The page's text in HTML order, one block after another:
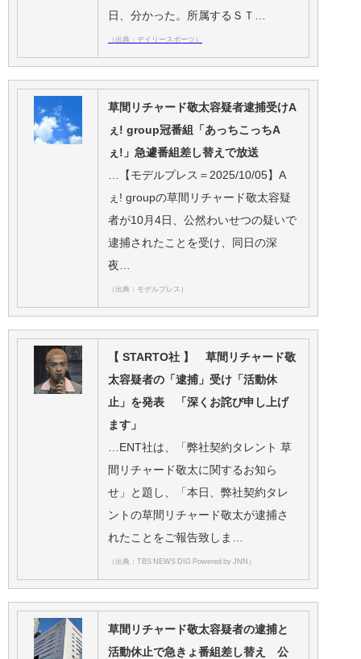
日、分かった。所属するＳＴ…
（出典：デイリースポーツ）
草間リチャード敬太容疑者逮捕受けA
ぇ! group冠番組「あっちこっちA
ぇ!」急遽番組差し替えで放送
…【モデルプレス＝2025/10/05】A
ぇ! groupの草間リチャード敬太容疑
者が10月4日、公然わいせつの疑いで
逮捕されたことを受け、同日の深
夜…
（出典：モデルプレス）
【 STARTO社 】 草間リチャード敬
太容疑者の「逮捕」受け「活動休
止」を発表 「深くお詫び申し上げ
ます」
…ENT社は、「弊社契約タレント 草
間リチャード敬太に関するお知ら
せ」と題し、「本日、弊社契約タレ
ントの草間リチャード敬太が逮捕さ
れたことをご報告致しま…
（出典：TBS NEWS DIG Powered by JNN）
草間リチャード敬太容疑者の逮捕と
活動休止で急きょ番組差し替え 公